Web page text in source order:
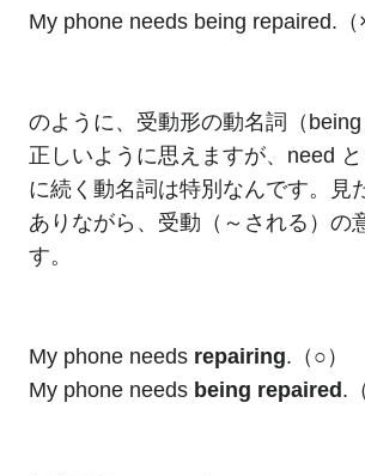
My phone needs being repaired.（×
のように、受動形の動名詞（
正しいように思えますが、need
に続く動名詞は特別なんです。見
ありながら、受動（～される）の
す。
My phone needs repairing.（○）
My phone needs being repaired .